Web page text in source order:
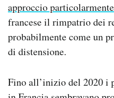
approccio
francese il rimpatrio dei
probabilmente come un
di distensione.
Fino all’inizio del 2020 i